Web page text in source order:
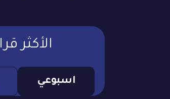
الأكثر
اسبوعي